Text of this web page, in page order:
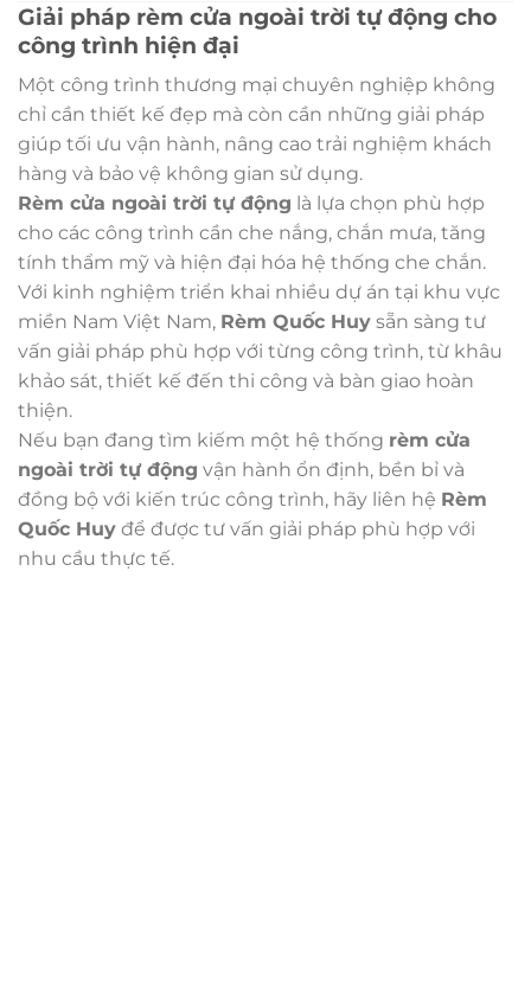
Giải pháp rèm cửa ngoài trời tự động cho
công trình hiện đại
Một công trình thương mại chuyên nghiệp không
chỉ cần thiết kế đẹp mà còn cần những giải pháp
giúp tối ưu vận hành, nâng cao trải nghiệm khách
hàng và bảo vệ không gian sử dụng.
Rèm cửa ngoài trời tự động là lựa chọn phù hợp
cho các công trình cần che nắng, chắn mưa, tăng
tính thẩm mỹ và hiện đại hóa hệ thống che chắn.
Với kinh nghiệm triển khai nhiều dự án tại khu vực
miền Nam Việt Nam, Rèm Quốc Huy sẵn sàng tư
vấn giải pháp phù hợp với từng công trình, từ khâu
khảo sát, thiết kế đến thi công và bàn giao hoàn
thiện.
Nếu bạn đang tìm kiếm một hệ thống rèm cửa
ngoài trời tự động vận hành ổn định, bền bỉ và
đồng bộ với kiến trúc công trình, hãy liên hệ Rèm
Quốc Huy để được tư vấn giải pháp phù hợp với
nhu cầu thực tế.